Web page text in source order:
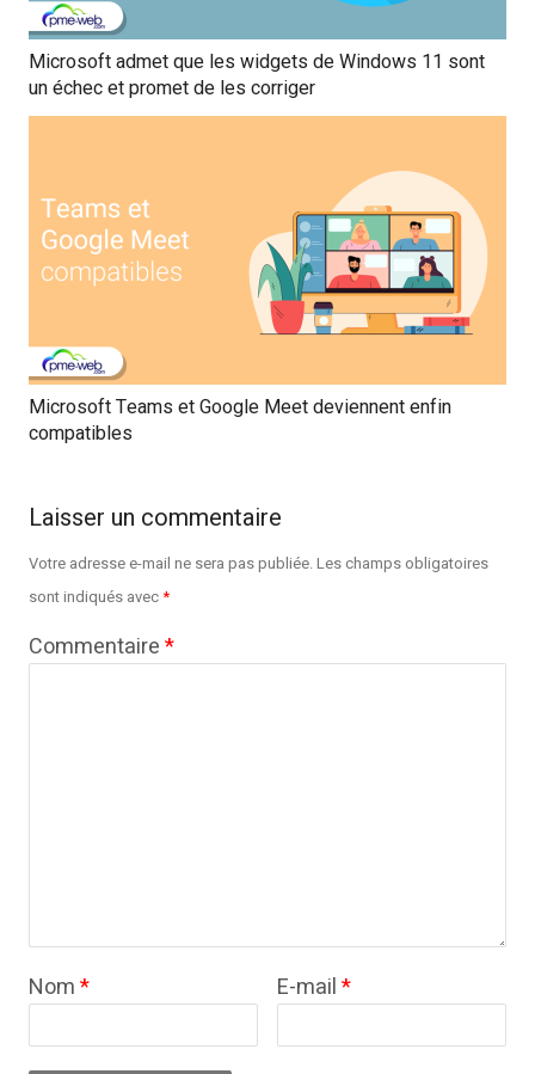
Microsoft admet que les widgets de Windows 11 sont
un échec et promet de les corriger
Microsoft Teams et Google Meet deviennent enfin
compatibles
Laisser un commentaire
Votre adresse e-mail ne sera pas publiée.Les champs obligatoires
sont indiqués avec*
Commentaire*
Nom* E-mail*